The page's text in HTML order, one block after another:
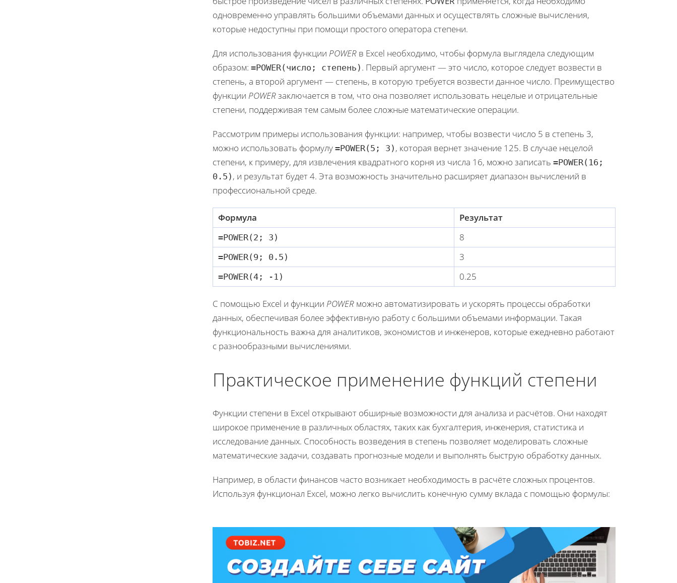
одновременно управлять большими объемами данных и осуществлять сложные вычисления,
которые недоступны при помощи простого оператора степени.
Для использования функции POWER в Excel необходимо, чтобы формула выглядела следующим
образом: =POWER(число; степень) . Первый аргумент — это число, которое следует возвести в
степень, а второй аргумент — степень, в которую требуется возвести данное число. Преимущество
функции POWERзаключается в том, что она позволяет использовать нецелые и отрицательные
степени, поддерживая тем самым более сложные математические операции.
Рассмотрим примеры использования функции: например, чтобы возвести число 5 в степень 3,
можно использовать формулу =POWER(5; 3) , которая вернет значение 125. В случае нецелой
степени, к примеру, для извлечения квадратного корня из числа 16, можно записать =POWER(16;
0.5) , и результат будет 4. Эта возможность значительно расширяет диапазон вычислений в
профессиональной среде.
Формула Результат
=POWER(2; 3) 8
=POWER(9; 0.5) 3
=POWER(4; -1) 0.25
С помощью Excel и функции POWER можно автоматизировать и ускорять процессы обработки
данных, обеспечивая более эффективную работу с большими объемами информации. Такая
функциональность важна для аналитиков, экономистов и инженеров, которые ежедневно работают
с разнообразными вычислениями.
Практическое применение функций степени
Функции степени в Excel открывают обширные возможности для анализа и расчётов. Они находят
широкое применение в различных областях, таких как бухгалтерия, инженерия, статистика и
исследование данных. Способность возведения в степень позволяет моделировать сложные
математические задачи, создавать прогнозные модели и выполнять быструю обработку данных.
Например, в области финансов часто возникает необходимость в расчёте сложных процентов.
Используя функционал Excel, можно легко вычислить конечную сумму вклада с помощью формулы: